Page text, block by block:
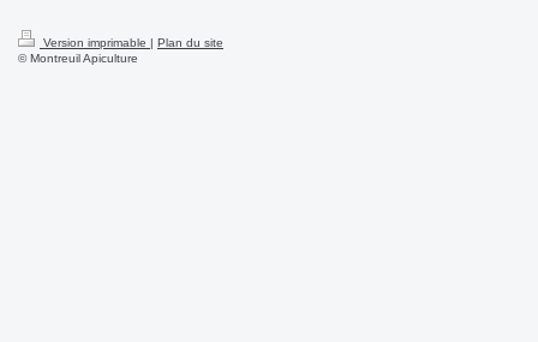
Version imprimable | Plan du site
© Montreuil Apiculture